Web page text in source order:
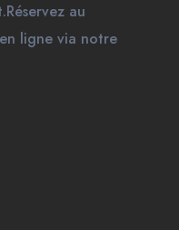
au
ligne via notre